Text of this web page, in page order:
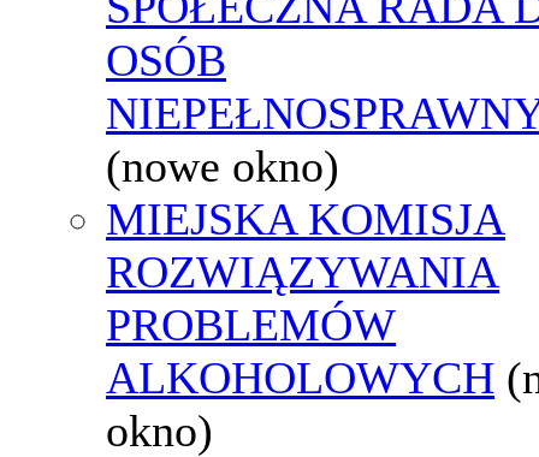
OSÓB
(nowe okno)
MIEJSKA KOMISJA
ROZWIĄZYWANIA
PROBLEMÓW
ALKOHOLOWYCH
okno)